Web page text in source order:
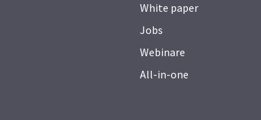
White paper
Jobs
Webinare
All-in-one